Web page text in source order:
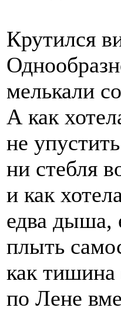
Крутился
мелькали
А как
не
ни стебля
и как
едва дыша,
плыть
как
по Лене